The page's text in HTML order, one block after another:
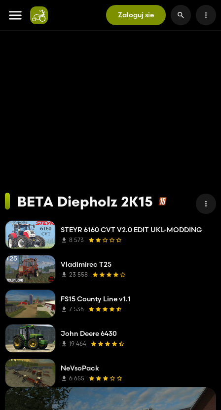
Zaloguj sie
BETA Diepholz 2K15
STEYR 6160 CVT V2.0 EDIT UKL-MODDING
8 573
Vladimirec T25
23 558
FS15 County Line v1.1
7 536
John Deere 6430
19 464
NeVsoPack
6 655